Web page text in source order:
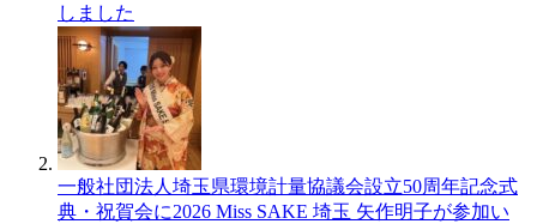
しました
一般社団法人埼玉県環境計量協議会設立50周年記念式
典・祝賀会に2026 Miss SAKE 埼玉 矢作明子が参加い